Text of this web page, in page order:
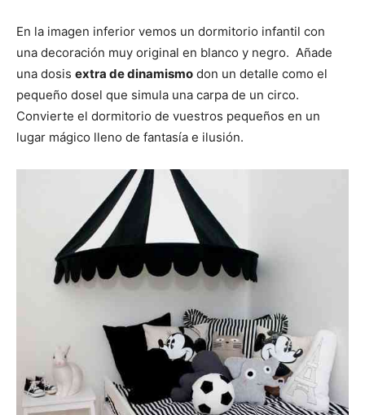
En la imagen inferior vemos un dormitorio infantil con
una decoración muy original en blanco y negro. Añade
una dosis extra de dinamismo don un detalle como el
pequeño dosel que simula una carpa de un circo.
Convierte el dormitorio de vuestros pequeños en un
lugar mágico lleno de fantasía e ilusión.